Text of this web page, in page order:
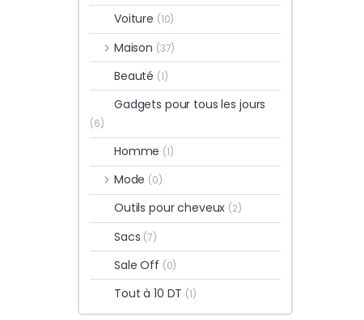
Voiture (10)
Maison (37)
Beauté (1)
Gadgets pour tous les jours
(6)
Homme (1)
Mode (0)
Outils pour cheveux (2)
Sacs (7)
Sale Off (0)
Tout à 10 DT (1)